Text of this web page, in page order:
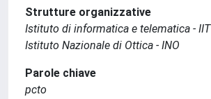
Strutture organizzative
Istituto di informatica e telematica - IIT
Istituto Nazionale di Ottica - INO
Parole chiave
pcto